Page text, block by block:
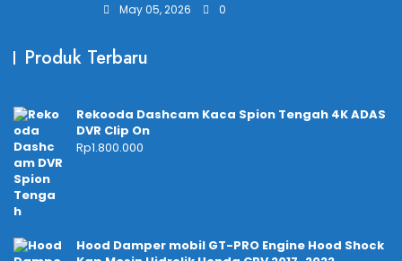
May 05, 2026 0
Produk Terbaru
Rekooda Dashcam Kaca Spion Tengah 4K ADAS
DVR Clip On
Rp1.800.000
Hood Damper mobil GT-PRO Engine Hood Shock